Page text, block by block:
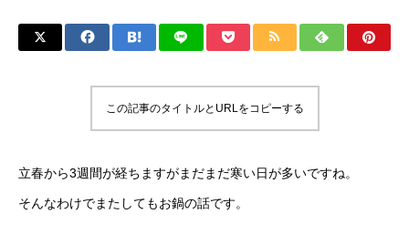
この記事のタイトルとURLをコピーする
立春から3週間が経ちますがまだまだ寒い日が多いですね。
そんなわけでまたしてもお鍋の話です。